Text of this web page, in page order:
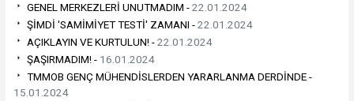
GENEL MERKEZLERİ UNUTMADIM -22.01.2024
ŞİMDİ 'SAMİMİYET TESTİ' ZAMANI -22.01.2024
AÇIKLAYIN VE KURTULUN! -22.01.2024
ŞAŞIRMADIM! - 16.01.2024
TMMOB GENÇ MÜHENDİSLERDEN YARARLANMA DERDİNDE -
15.01.2024